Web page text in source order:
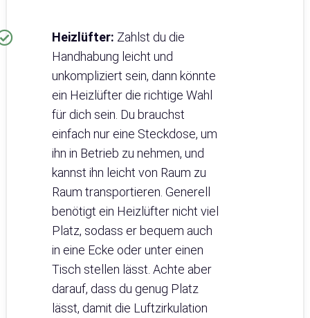
Heizlüfter: Zahlst du die
Handhabung leicht und
unkompliziert sein, dann könnte
ein Heizlüfter die richtige Wahl
für dich sein. Du brauchst
einfach nur eine Steckdose, um
ihn in Betrieb zu nehmen, und
kannst ihn leicht von Raum zu
Raum transportieren. Generell
benötigt ein Heizlüfter nicht viel
Platz, sodass er bequem auch
in eine Ecke oder unter einen
Tisch stellen lässt. Achte aber
darauf, dass du genug Platz
lässt, damit die Luftzirkulation